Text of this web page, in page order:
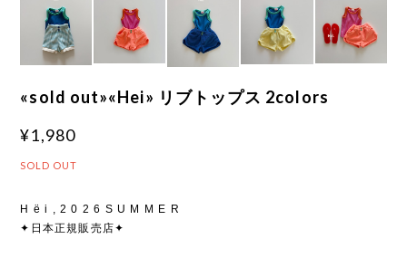
«sold out»«Hei» リブトップス 2colors
¥1,980
SOLD OUT
H ë i , 2 0 2 6 S U M M E R
✦日本正規販売店✦